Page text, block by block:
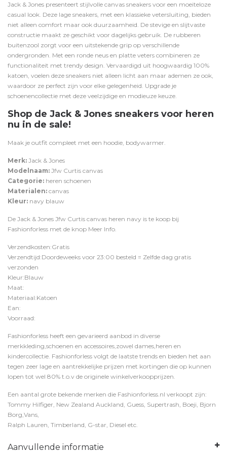
Jack & Jones presenteert stijlvolle canvas sneakers voor een moeiteloze
casual look. Deze lage sneakers, met een klassieke vetersluiting, bieden
niet alleen comfort maar ook duurzaamheid. De stevige en slijtvaste
constructie maakt ze geschikt voor dagelijks gebruik. De rubberen
buitenzool zorgt voor een uitstekende grip op verschillende
ondergronden. Met een ronde neus en platte veters combineren ze
functionaliteit met trendy design. Vervaardigd uit hoogwaardig 100%
katoen, voelen deze sneakers niet alleen licht aan maar ademen ze ook,
waardoor ze perfect zijn voor elke gelegenheid. Upgrade je
schoenencollectie met deze veelzijdige en modieuze keuze.
Shop de Jack & Jones sneakers voor heren
nu in de sale!
Maak je outfit compleet met een hoodie, bodywarmer.
Merk: Jack & Jones
Modelnaam: Jfw Curtis canvas
Categorie: heren schoenen
Materialen: canvas
Kleur: navy blauw
De Jack & Jones Jfw Curtis canvas heren navy is te koop bij
Fashionforless met de knop Meer Info.
Verzendkosten:Gratis
Verzendtijd:Doordeweeks voor 23:00 besteld = Zelfde dag gratis
verzonden
Kleur:Blauw
Maat:
Materiaal:Katoen
Ean:
Voorraad:
Fashionforless heeft een gevarieerd aanbod in diverse
merkkleding,schoenen en accessoires,zowel dames,heren en
kindercollectie. Fashionforless volgt de laatste trends en bieden het aan
tegen zeer lage en aantrekkelijke prijzen met kortingen die op kunnen
lopen tot wel 80% t.o.v de originele winkelverkoopprijzen.
Een aantal grote bekende merken die Fashionforless.nl verkoopt zijn:
Tommy Hilfiger, New Zealand Auckland, Guess, Supertrash, Boeji, Bjorn
Borg,Vans,
Ralph Lauren, Timberland, G-star, Diesel etc.
Aanvullende informatie